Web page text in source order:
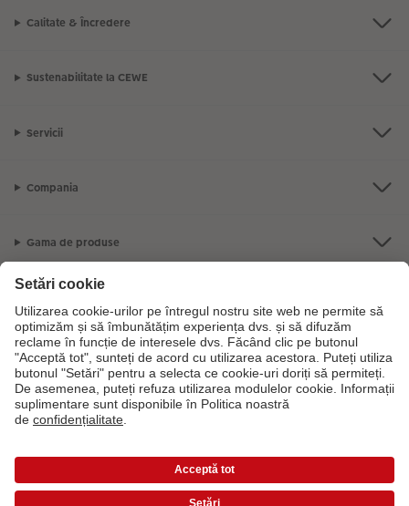
Calitate & Încredere
Sustenabilitate la CEWE
Servicii
Compania
Gama de produse
să ne contactati telefonic:0316 300 693De luni până duminică: 09:00 -
17:30